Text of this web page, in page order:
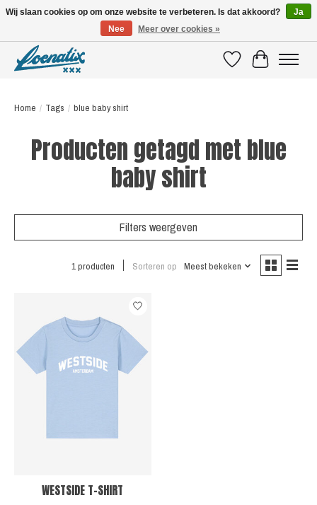
VerlanglijstWinkelwagen
Home / Tags / blue baby shirt
Producten getagd met blue
baby shirt
Filters weergeven
1 producten Sorteren op Meest bekeken
WESTSIDE T-SHIRT
Wij slaan cookies op om onze website te verbeteren. Is dat akkoord?
Ja
Nee
Meer over cookies »